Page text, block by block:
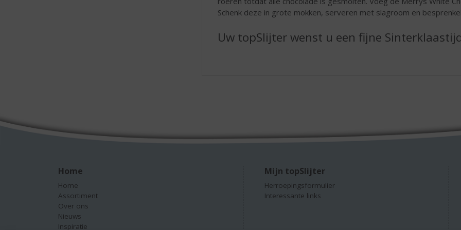
Schenk deze in grote mokken, serveren met slagroom en
Uw topSlijter wenst u een fijne
Home
Home
Assortiment
Over ons
Nieuws
Inspiratie
Mijn topSlijter
Herroepingsformulier
Interessante links